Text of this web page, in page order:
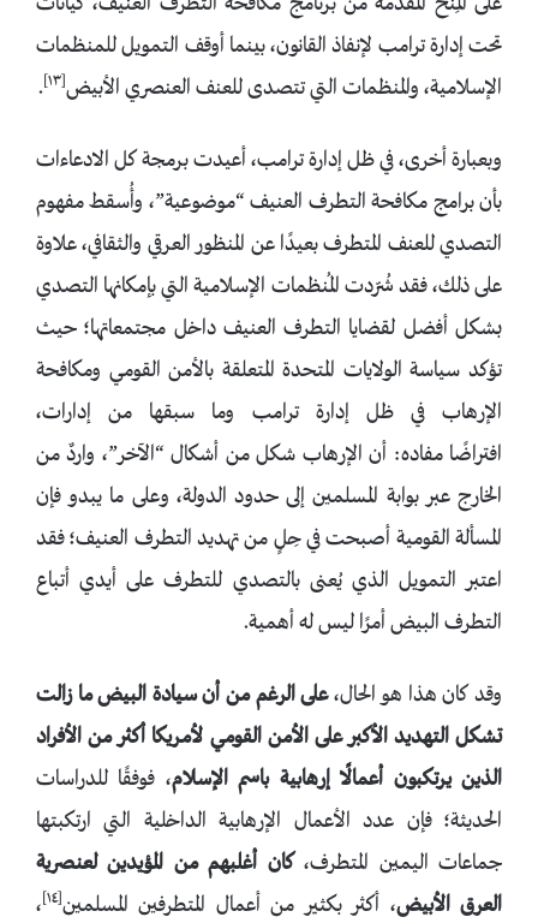
تحت إدارة ترامب لإنفاذ القانون، بينما أوقف التمويل للمنظمات
الإسلامية، والمنظمات التي تتصدى للعنف العنصري الأبيض[١٣] .
وبعبارة أخرى، في ظل إدارة ترامب، أعيدت برمجة كل الادعاءات
بأن برامج مكافحة التطرف العنيف “موضوعية”، وأُسقط مفهوم
التصدي للعنف المتطرف بعيدًا عن المنظور العرقي والثقافي، علاوة
على ذلك، فقد شُرّدت المُنظمات الإسلامية التي بإمكانها التصدي
بشكل أفضل لقضايا التطرف العنيف داخل مجتمعاتها؛ حيث
تؤكد سياسة الولايات المتحدة المتعلقة بالأمن القومي ومكافحة
الإرهاب في ظل إدارة ترامب وما سبقها من إدارات،
افتراضًا مفاده: أن الإرهاب شكل من أشكال “الآخر”، واردٌ من
الخارج عبر بوابة المسلمين إلى حدود الدولة، وعلى ما يبدو فإن
المسألة القومية أصبحت في حِلٍ من تهديد التطرف العنيف؛ فقد
اعتبر التمويل الذي يُعنى بالتصدي للتطرف على أيدي أتباع
التطرف البيض أمرًا ليس له أهمية.
وقد كان هذا هو الحال،علىالرغم من أنسيادة البيضما زالت
تشكل التهديد الأكبر على الأمن القومي لأمريكا أكثر من الأفراد
الذين يرتكبون أعمالًا إرهابية باسم الإسلام، فوفقًا للدراسات
الحديثة؛ فإن عدد الأعمال الإرهابية الداخلية التي ارتكبتها
جماعات اليمين المتطرف،كان أغلبهم من المؤيدين لعنصرية
العرق الأبيض، أكثر بكثير من أعمال المتطرفين المسلمين[١٤]
،